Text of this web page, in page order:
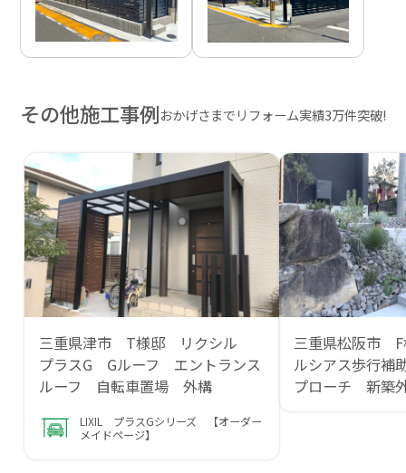
その他施工事例おかげさまでリフォーム実績3万件突破!
三重県津市 T様邸 リクシル
プラスG Gルーフ エントランス
ルーフ 自転車置場 外構
LIXIL プラスGシリーズ 【オーダー
メイドページ】
三重県松阪市
ルシアス歩行
プローチ 新築